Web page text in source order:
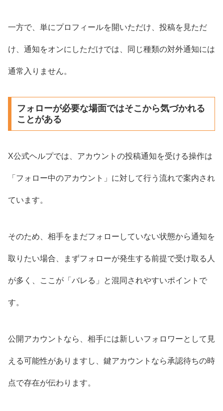
一方で、単にプロフィールを開いただけ、投稿を見ただ
け、通知をオンにしただけでは、同じ種類の対外通知には
通常入りません。
フォローが必要な場面ではそこから気づかれる
ことがある
X公式ヘルプでは、アカウントの投稿通知を受ける操作は
「フォロー中のアカウント」に対して行う流れで案内され
ています。
そのため、相手をまだフォローしていない状態から通知を
取りたい場合、まずフォローが発生する前提で受け取る人
が多く、ここが「バレる」と混同されやすいポイントで
す。
公開アカウントなら、相手には新しいフォロワーとして見
える可能性がありますし、鍵アカウントなら承認待ちの時
点で存在が伝わります。